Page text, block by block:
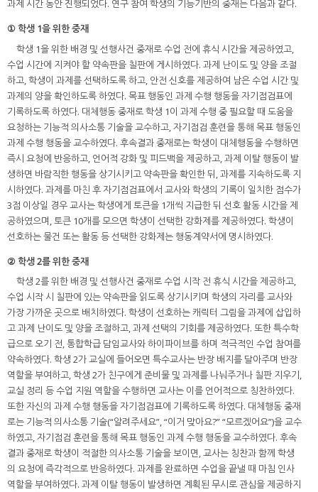
과제 시간 동안 진행되었다. 연구 참여 학생의 기능기반의 중재는 다음과 같다.
① 학생 1을 위한 중재
학생 1을 위한 배경 및 선행사건 중재로 수업 전에 휴식 시간을 제공하였고,
수업 시간에 지켜야 할 약속판을 칠판에 게시하였다. 과제 난이도 및 양을 조절
하고, 학생이 과제를 선택하도록 하고, 안전 신호를 제공하여 남은 수업 시간 및
과제의 양을 확인하도록 하였다. 목표 행동인 과제 수행 행동을 자기점검표에
기록하도록 하였다. 대체행동 중재로 학생 1이 과제 수행 중 필요할 때 도움을
요청하는 기능적 의사소통 기술을 교수하고, 자기점검 훈련을 통해 목표 행동인
과제 수행 행동을 교수하였다. 후속결과 중재로는 학생이 대체행동을 수행하면
즉시 요청에 반응하고, 언어적 강화 및 피드백을 제공하고, 과제 이탈 행동이 발
생하면 바람직한 행동을 상기시키고 약속판을 확인한 뒤, 과제를 지속하도록 지
시하였다. 과제를 마친 후 자기점검표에서 교사와 학생의 기록이 일치한 점수가
3점 이상일 경우 교사는 학생에게 토큰을 1개씩 지급한 뒤 선호 활동 시간을 제
공하였으며, 토큰 10개를 모으면 학생이 선택한 강화제를 제공하였다. 학생이
선호하는 물건 또는 활동 등 선택한 강화제는 행동계약서에 명시하였다.
② 학생 2를 위한 중재
학생 2를 위한 배경 및 선행사건 중재로 수업 시작 전 휴식 시간을 제공하고,
수업 시작 시 칠판에 있는 약속판을 읽도록 상기시키며 학생의 자리를 교사와
가장 가까운 곳으로 배치하였다. 학생이 선호하는 캐릭터 그림을 과제에 삽입하
고 과제 난이도 및 양을 조절하고, 과제 선택의 기회를 제공하였다. 또한 특수학
급으로 오기 전, 통합학급 담임교사와 하이파이브를 하며 적극적인 수업 참여를
약속하였다. 학생 2가 교실에 들어오면 특수교사는 반장 배지를 달아주며 반장
역할을 부여하고, 학생 2가 친구에게 준비물 및 과제를 나눠주거나 칠판 지우기,
교실 정리 등 수업 지원 역할을 수행하면 교사는 이를 언어적으로 칭찬하였다.
또한 자신의 과제 수행 행동을 자기점검표에 기록하도록 하였다. 대체행동 중재
로는 기능적 의사소통 기술(“알려주세요”, “이거 맞아요?” “모르겠어요”)을 교수
하였고, 자기점검 훈련을 통해 목표 행동인 과제 수행 행동을 교수하였다. 후속
결과 중재로 학생이 적절한 의사소통 기술을 보이면, 교사는 칭찬과 함께 학생
의 요청에 즉각적으로 반응하였다. 과제를 완료하면 수업을 끝낼 때 마침 인사
역할을 부여하였다. 과제 이탈 행동이 발생하면 계획된 무시로 관심을 제공하지